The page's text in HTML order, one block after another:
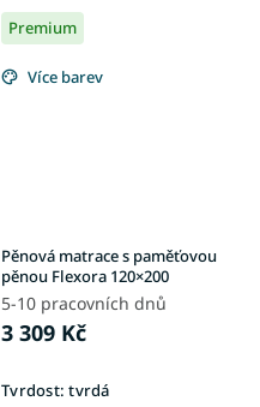
Premium
Více barev
Pěnová matrace s paměťovou
pěnou Flexora 120×200
5-10 pracovních dnů
3 309 Kč
Tvrdost: tvrdá